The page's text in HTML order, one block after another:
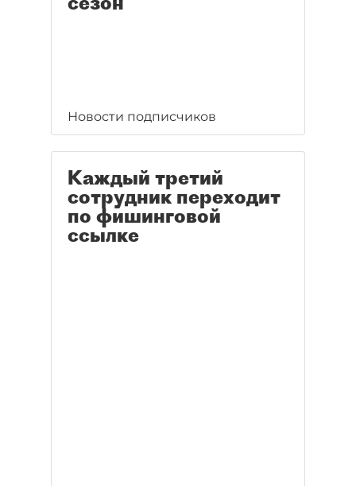
Новости подписчиков
Каждый третий
сотрудник переходит
по фишинговой
ссылке